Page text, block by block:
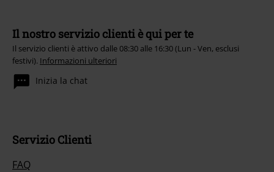
Il nostro servizio clienti è qui per te
Il servizio clienti è attivo dalle 08:30 alle 16:30 (Lun - Ven, esclusi
festivi). Informazioni ulteriori
Inizia la chat
Servizio Clienti
FAQ